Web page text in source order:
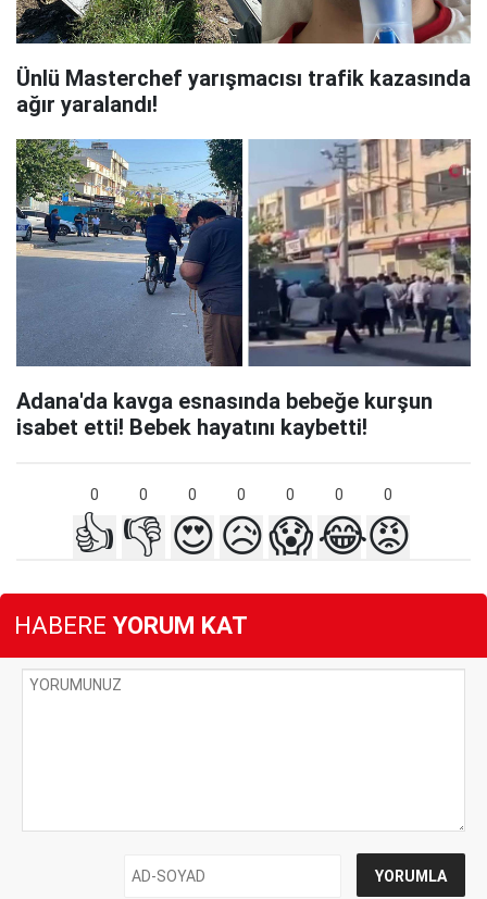
Ünlü Masterchef yarışmacısı trafik kazasında
ağır yaralandı!
Adana'da kavga esnasında bebeğe kurşun
isabet etti! Bebek hayatını kaybetti!
0 0 0 0 0 0 0
👍 👎 😍😥😱😂😡
HABERE YORUM KAT